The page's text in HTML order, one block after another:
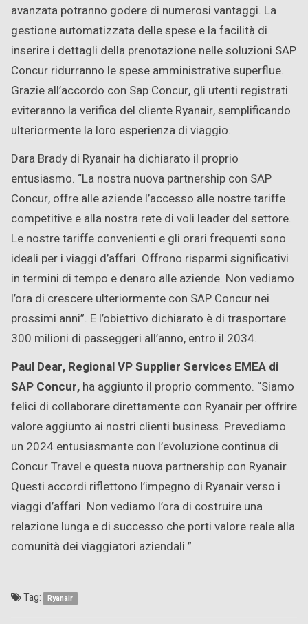
avanzata potranno godere di numerosi vantaggi. La
gestione automatizzata delle spese e la facilità di
inserire i dettagli della prenotazione nelle soluzioni SAP
Concur ridurranno le spese amministrative superflue.
Grazie all’accordo con Sap Concur, gli utenti registrati
eviteranno la verifica del cliente Ryanair, semplificando
ulteriormente la loro esperienza di viaggio.
Dara Brady di Ryanair ha dichiarato il proprio
entusiasmo. “La nostra nuova partnership con SAP
Concur, offre alle aziende l’accesso alle nostre tariffe
competitive e alla nostra rete di voli leader del settore.
Le nostre tariffe convenienti e gli orari frequenti sono
ideali per i viaggi d’affari. Offrono risparmi significativi
in termini di tempo e denaro alle aziende. Non vediamo
l’ora di crescere ulteriormente con SAP Concur nei
prossimi anni”. E l’obiettivo dichiarato è di trasportare
300 milioni di passeggeri all’anno, entro il 2034.
Paul Dear, Regional VP Supplier Services EMEA di
SAP Concur, ha aggiunto il proprio commento. “Siamo
felici di collaborare direttamente con Ryanair per offrire
valore aggiunto ai nostri clienti business. Prevediamo
un 2024 entusiasmante con l’evoluzione continua di
Concur Travel e questa nuova partnership con Ryanair.
Questi accordi riflettono l’impegno di Ryanair verso i
viaggi d’affari. Non vediamo l’ora di costruire una
relazione lunga e di successo che porti valore reale alla
comunità dei viaggiatori aziendali.”
Tag: Ryanair